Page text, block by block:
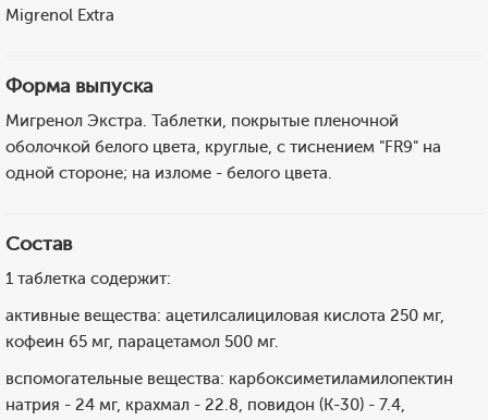
Migrenol Extra
Форма выпуска
Мигренол Экстра. Таблетки, покрытые пленочной
оболочкой белого цвета, круглые, с тиснением "FR9" на
одной стороне; на изломе - белого цвета.
Состав
1 таблетка содержит:
активные вещества: ацетилсалициловая кислота 250 мг,
кофеин 65 мг, парацетамол 500 мг.
вспомогательные вещества: карбоксиметиламилопектин
натрия - 24 мг, крахмал - 22.8, повидон (К-30) - 7.4,